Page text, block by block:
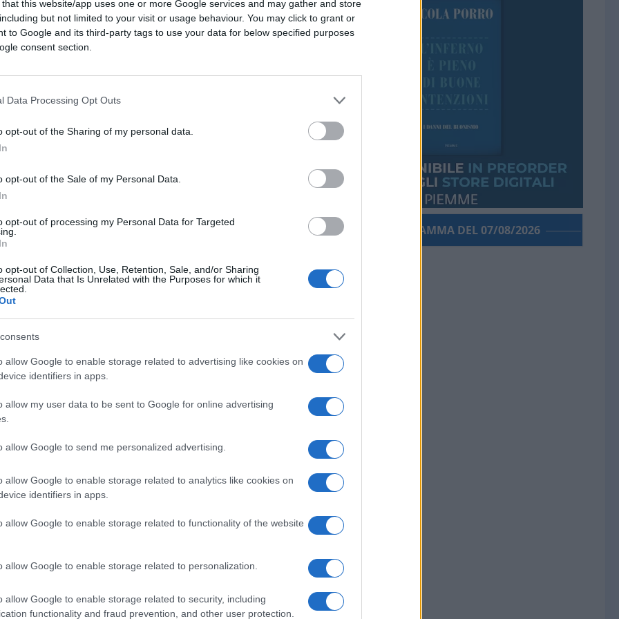
that this website/app uses one or more Google services and may gather and store
but not limited to your visit or usage behaviour. You may click to grant or
to Google and its third-party tags to use your data for below specified purposes
consent section.
Data Processing Opt Outs
opt-out of the Sharing of my personal data.
opt-out of the Sale of my Personal Data.
opt-out of processing my Personal Data for Targeted
opt-out of Collection, Use, Retention, Sale, and/or Sharing
Data that Is Unrelated with the Purposes for which it
allow Google to enable storage related to advertising like cookies on
identifiers in apps.
allow my user data to be sent to Google for online advertising
allow Google to send me personalized advertising.
allow Google to enable storage related to analytics like cookies on
identifiers in apps.
allow Google to enable storage related to functionality of the website
allow Google to enable storage related to personalization.
allow Google to enable storage related to security, including
functionality and fraud prevention, and other user protection.
il flusso informativo”. E questo ha
Ferrovie dello Stato Italiane, non
gestisce quotidianamente attraverso il
protagonisti dell’informazione, prima
il paradigma della comunicazione,
la nostra che muove ogni giorno 10mila
momento fa i conti anche con 1300
subito, perché i tre capisaldi sono la
ha spiegato lo stesso Inchingolo a
è avvenuta con la recente sostituzione
imponente operazione che ha
“Abbiamo spiegato chequel
l’efficienza della rete
questo avveniva, con una gru da
ha fatto un intervento anche
cosa stava accadendo ma hanno
ingegneria”, ha raccontato
PORROGRAMMA DEL 07/08/2026